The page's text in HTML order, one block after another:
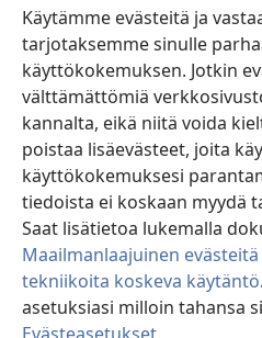
Käytämme evästeitä ja
tarjotaksemme sinulle
käyttökokemuksen. Jotkin
välttämättömiä
kannalta, eikä niitä voida
poistaa lisäevästeet, joita
käyttökokemuksesi
tiedoista ei koskaan myydä
Saat lisätietoa lukemalla
Maailmanlaajuinen
tekniikoita koskeva käytäntö
asetuksiasi milloin tahansa
(avaa
uuden
ikkunan)Vartiotornin VERKKOKIRJASTO
(avaa
uuden
ikkunan)JW Hub ®
(avaa
uuden
ikkunan)
®
Watchtower Library
Copyright
© 2026 Watch Tower Bible